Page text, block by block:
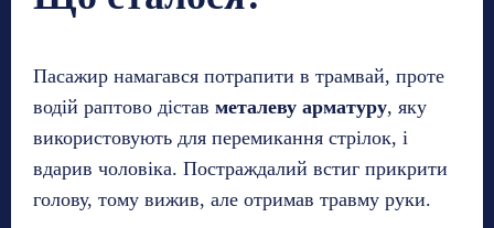
Пасажир намагався потрапити в трамвай, проте
водій раптово дістав металеву арматуру, яку
використовують для перемикання стрілок, і
вдарив чоловіка. Постраждалий встиг прикрити
голову, тому вижив, але отримав травму руки.